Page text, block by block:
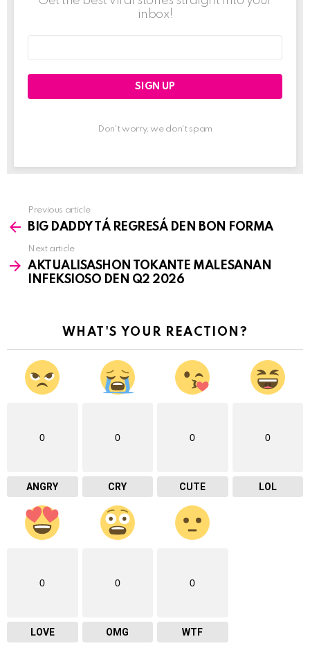
inbox!
Don't worry, we don't spam
more
Previous article
BIG DADDY TÁ REGRESÁ DEN BON FORMA
Next article
AKTUALISASHON TOKANTE MALESANAN
INFEKSIOSO DEN Q2 2026
WHAT'S YOUR REACTION?
0
ANGRY
0
CRY
0
CUTE
0
LOL
0
LOVE
0
OMG
0
WTF